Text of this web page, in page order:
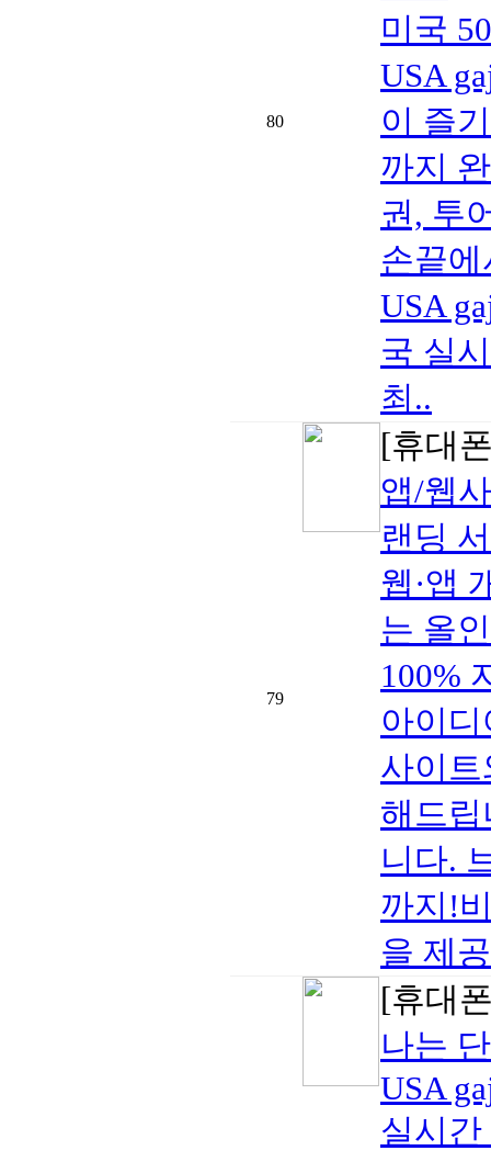
80
미국
USA
이 즐
까지
권, 투
손끝
USA
국 실
최..
79
[휴대
앱/웹
랜딩
웹·앱
는 올
100%
아이
사이
해드
니다.
까지!
을 제
[휴대
나는
USA
실시